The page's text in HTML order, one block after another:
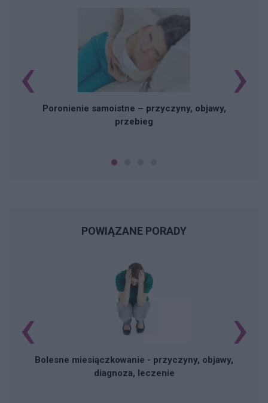
Poronienie samoistne – przyczyny, objawy,
przebieg
‹ ›
POWIĄZANE PORADY
Bolesne miesiączkowanie - przyczyny, objawy,
diagnoza, leczenie
‹ ›